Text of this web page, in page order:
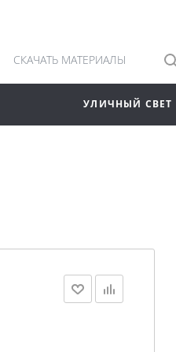
СКАЧАТЬ МАТЕРИАЛЫ
УЛИЧНЫЙ СВЕТ